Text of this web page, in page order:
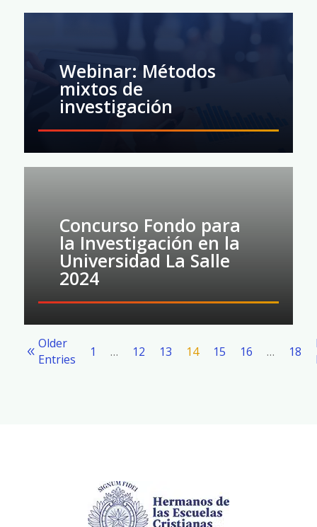
Webinar: Métodos
mixtos de
investigación
Concurso Fondo para
la Investigación en la
Universidad La Salle
2024
Older
Entries
1 … 12 13 14 15 16 … 18